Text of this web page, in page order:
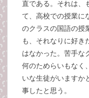
直である。それは、
て、高校での授業に
のクラスの国語の授
も、それなりに好き
はなかった。苦手な
何のためらいもなく
いな生徒がいますか
事したと思う。